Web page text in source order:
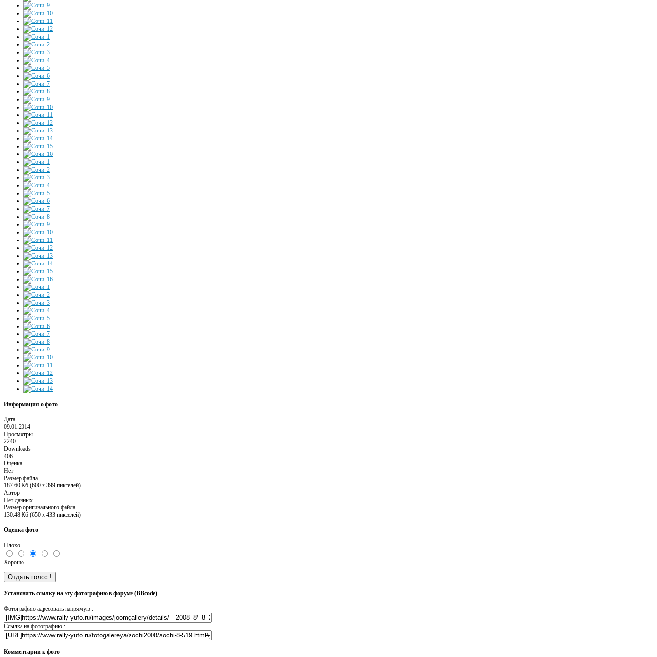
Информация о фото
Дата
09.01.2014
Просмотры
2240
Downloads
406
Оценка
Нет
Размер файла
187.60 Кб (600 x 399 пикселей)
Автор
Нет данных
Размер оригинального файла
130.48 Кб (650 x 433 пикселей)
Оценка фото
Плохо
Хорошо
Установить ссылку на эту фотографию в форуме (BBcode)
Фотографию адресовать напрямую :
Ссылка на фотографию :
Комментарии к фото